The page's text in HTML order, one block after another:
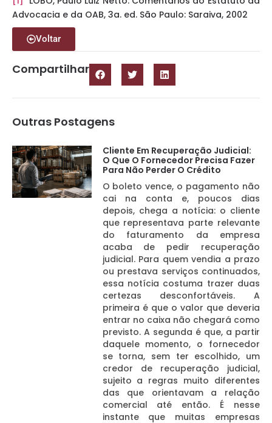
Advocacia e da OAB, 3a. ed. São Paulo: Saraiva, 2002
Voltar
Compartilhar
Outras Postagens
Cliente Em Recuperação Judicial:
O Que O Fornecedor Precisa Fazer
Para Não Perder O Crédito
O boleto vence, o pagamento não
cai na conta e, poucos dias
depois, chega a notícia: o cliente
que representava parte relevante
do faturamento da empresa
acaba de pedir recuperação
judicial. Para quem vendia a prazo
ou prestava serviços continuados,
essa notícia costuma trazer duas
certezas desconfortáveis. A
primeira é que o valor que deveria
entrar no caixa não chegará como
previsto. A segunda é que, a partir
daquele momento, o fornecedor
se torna, sem ter escolhido, um
credor de recuperação judicial,
sujeito a regras muito diferentes
das que orientavam a relação
comercial até então. É nesse
instante que muitas empresas